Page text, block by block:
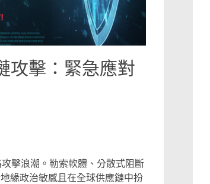
攻擊：緊急應對
擊浪潮。勒索軟體、分散式阻斷
緣政治敏感且在全球供應鏈中扮